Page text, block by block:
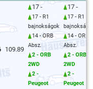
109.89
17 -
17 - R1
bajnokságok
14 - ORB
Absz.
2 - ORB
2WD
2 -
Peugeot
17 -
17 - R1
14 - ORB
Absz.
2 - ORB
2WD
2 -
Peugeot